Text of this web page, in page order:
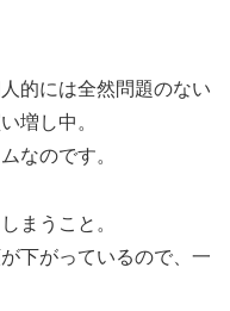
的には全然問題のない
増し中。
なのです。
まうこと。
下がっているので、一